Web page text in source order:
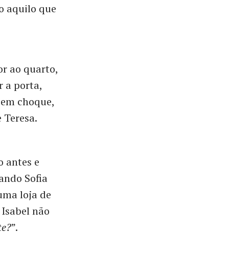
aquilo que
ao quarto,
a porta,
choque,
antes e
Sofia
loja de
não
”.